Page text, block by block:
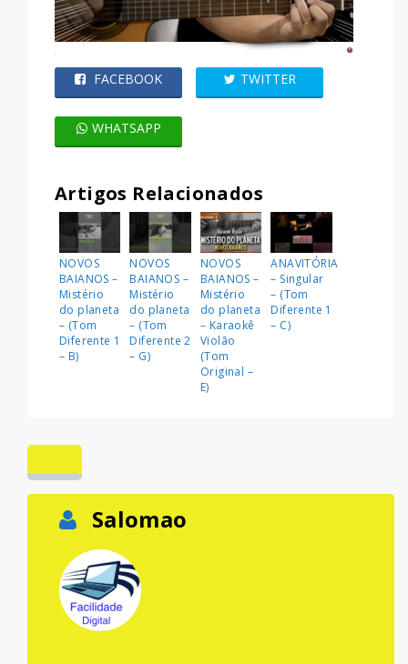
FACEBOOK TWITTER
WHATSAPP
Artigos Relacionados
NOVOS
BAIANOS –
Mistério
do planeta
– (Tom
Diferente 1
– B)
NOVOS
BAIANOS –
Mistério
do planeta
– (Tom
Diferente 2
– G)
NOVOS
BAIANOS –
Mistério
do planeta
– Karaokê
Violão
(Tom
Original –
E)
ANAVITÓRIA
– Singular
– (Tom
Diferente 1
– C)
Salomao